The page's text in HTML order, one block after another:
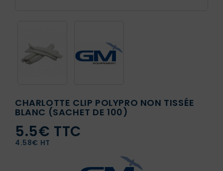
CHARLOTTE CLIP POLYPRO NON TISSÉE
BLANC (SACHET DE 100)
5.5€ TTC
4.58€ HT